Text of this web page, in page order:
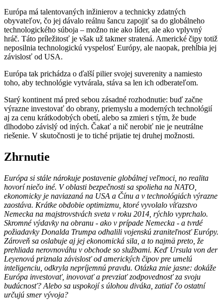
Európa má talentovaných inžinierov a technicky zdatných
obyvateľov, čo jej dávalo reálnu šancu zapojiť sa do globálneho
technologického súboja – možno nie ako líder, ale ako vplyvný
hráč. Táto príležitosť je však už takmer stratená. Americké čipy totiž
neposilnia technologickú vyspelosť Európy, ale naopak, prehĺbia jej
závislosť od USA.
Európa tak prichádza o ďalší pilier svojej suverenity a namiesto
toho, aby technológie vytvárala, stáva sa len ich odberateľom.
Starý kontinent má pred sebou zásadné rozhodnutie: buď začne
výrazne investovať do obrany, priemyslu a moderných technológií
aj za cenu krátkodobých obetí, alebo sa zmieri s tým, že bude
dlhodobo závislý od iných. Čakať a nič nerobiť nie je neutrálne
riešenie. V skutočnosti je to tiché prijatie tej druhej možnosti.
Zhrnutie
Európa si stále nárokuje postavenie globálnej veľmoci, no realita
hovorí niečo iné. V oblasti bezpečnosti sa spolieha na NATO,
ekonomicky je naviazaná na USA a Čínu a v technológiách výrazne
zaostáva. Krátke obdobie optimizmu, ktoré vyvolalo víťazstvo
Nemecka na majstrovstvách sveta v roku 2014, rýchlo vyprchalo.
Skromné výdavky na obranu - ako v prípade Nemecka - a tvrdé
požiadavky Donalda Trumpa odhalili vojenskú zraniteľnosť Európy.
Zároveň sa oslabuje aj jej ekonomická sila, a to najmä preto, že
prehliada nerovnováhu v obchode so službami. Keď Ursula von der
Leyenová priznala závislosť od amerických čipov pre umelú
inteligenciu, odkryla nepríjemnú pravdu. Otázka znie jasne: dokáže
Európa investovať, inovovať a prevziať zodpovednosť za svoju
budúcnosť? Alebo sa uspokojí s úlohou diváka, zatiaľ čo ostatní
určujú smer vývoja?